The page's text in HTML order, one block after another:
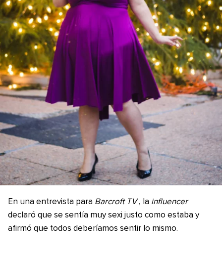
En una entrevista para Barcroft TV , la influencer
declaró que se sentía muy sexi justo como estaba y
afirmó que todos deberíamos sentir lo mismo.